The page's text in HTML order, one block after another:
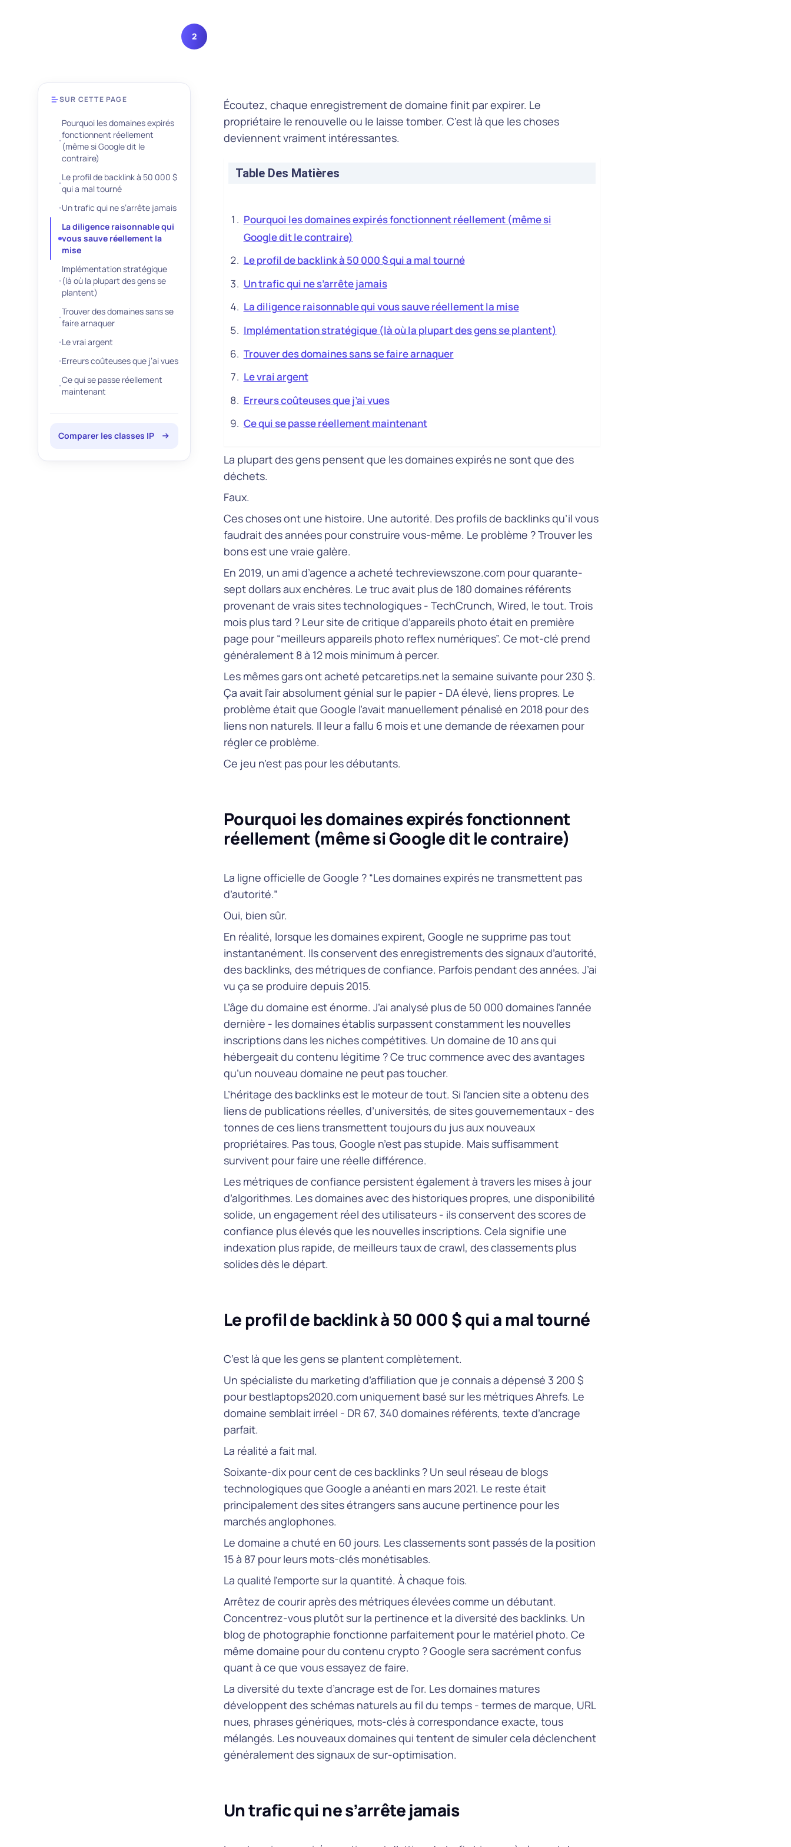
2
SUR CETTE PAGE
Pourquoi les domaines expirés
fonctionnent réellement
(même si Google dit le
contraire)
Le profil de backlink à 50 000 $
qui a mal tourné
Un trafic qui ne s’arrête jamais
La diligence raisonnable qui
vous sauve réellement la
mise
Implémentation stratégique
(là où la plupart des gens se
plantent)
Trouver des domaines sans se
faire arnaquer
Le vrai argent
Erreurs coûteuses que j’ai vues
Ce qui se passe réellement
maintenant
Comparer les classes IP
Écoutez, chaque enregistrement de domaine finit par expirer. Le
propriétaire le renouvelle ou le laisse tomber. C’est là que les choses
deviennent vraiment intéressantes.
Table Des Matières
Pourquoi les domaines expirés fonctionnent réellement (même si
Google dit le contraire)
Le profil de backlink à 50 000 $ qui a mal tourné
Un trafic qui ne s’arrête jamais
La diligence raisonnable qui vous sauve réellement la mise
Implémentation stratégique (là où la plupart des gens se plantent)
Trouver des domaines sans se faire arnaquer
Le vrai argent
Erreurs coûteuses que j’ai vues
Ce qui se passe réellement maintenant
La plupart des gens pensent que les domaines expirés ne sont que des
déchets.
Faux.
Ces choses ont une histoire. Une autorité. Des profils de backlinks qu’il vous
faudrait des années pour construire vous-même. Le problème ? Trouver les
bons est une vraie galère.
En 2019, un ami d’agence a acheté techreviewszone.com pour quarante-
sept dollars aux enchères. Le truc avait plus de 180 domaines référents
provenant de vrais sites technologiques - TechCrunch, Wired, le tout. Trois
mois plus tard ? Leur site de critique d’appareils photo était en première
page pour “meilleurs appareils photo reflex numériques”. Ce mot-clé prend
généralement 8 à 12 mois minimum à percer.
Les mêmes gars ont acheté petcaretips.net la semaine suivante pour 230 $.
Ça avait l’air absolument génial sur le papier - DA élevé, liens propres. Le
problème était que Google l’avait manuellement pénalisé en 2018 pour des
liens non naturels. Il leur a fallu 6 mois et une demande de réexamen pour
régler ce problème.
Ce jeu n’est pas pour les débutants.
Pourquoi les domaines expirés fonctionnent
réellement (même si Google dit le contraire)
La ligne officielle de Google ? “Les domaines expirés ne transmettent pas
d’autorité.”
Oui, bien sûr.
En réalité, lorsque les domaines expirent, Google ne supprime pas tout
instantanément. Ils conservent des enregistrements des signaux d’autorité,
des backlinks, des métriques de confiance. Parfois pendant des années. J’ai
vu ça se produire depuis 2015.
L’âge du domaine est énorme. J’ai analysé plus de 50 000 domaines l’année
dernière - les domaines établis surpassent constamment les nouvelles
inscriptions dans les niches compétitives. Un domaine de 10 ans qui
hébergeait du contenu légitime ? Ce truc commence avec des avantages
qu’un nouveau domaine ne peut pas toucher.
L’héritage des backlinks est le moteur de tout. Si l’ancien site a obtenu des
liens de publications réelles, d’universités, de sites gouvernementaux - des
tonnes de ces liens transmettent toujours du jus aux nouveaux
propriétaires. Pas tous, Google n’est pas stupide. Mais suffisamment
survivent pour faire une réelle différence.
Les métriques de confiance persistent également à travers les mises à jour
d’algorithmes. Les domaines avec des historiques propres, une disponibilité
solide, un engagement réel des utilisateurs - ils conservent des scores de
confiance plus élevés que les nouvelles inscriptions. Cela signifie une
indexation plus rapide, de meilleurs taux de crawl, des classements plus
solides dès le départ.
Le profil de backlink à 50 000 $ qui a mal tourné
C’est là que les gens se plantent complètement.
Un spécialiste du marketing d’affiliation que je connais a dépensé 3 200 $
pour bestlaptops2020.com uniquement basé sur les métriques Ahrefs. Le
domaine semblait irréel - DR 67, 340 domaines référents, texte d’ancrage
parfait.
La réalité a fait mal.
Soixante-dix pour cent de ces backlinks ? Un seul réseau de blogs
technologiques que Google a anéanti en mars 2021. Le reste était
principalement des sites étrangers sans aucune pertinence pour les
marchés anglophones.
Le domaine a chuté en 60 jours. Les classements sont passés de la position
15 à 87 pour leurs mots-clés monétisables.
La qualité l’emporte sur la quantité. À chaque fois.
Arrêtez de courir après des métriques élevées comme un débutant.
Concentrez-vous plutôt sur la pertinence et la diversité des backlinks. Un
blog de photographie fonctionne parfaitement pour le matériel photo. Ce
même domaine pour du contenu crypto ? Google sera sacrément confus
quant à ce que vous essayez de faire.
La diversité du texte d’ancrage est de l’or. Les domaines matures
développent des schémas naturels au fil du temps - termes de marque, URL
nues, phrases génériques, mots-clés à correspondance exacte, tous
mélangés. Les nouveaux domaines qui tentent de simuler cela déclenchent
généralement des signaux de sur-optimisation.
Un trafic qui ne s’arrête jamais